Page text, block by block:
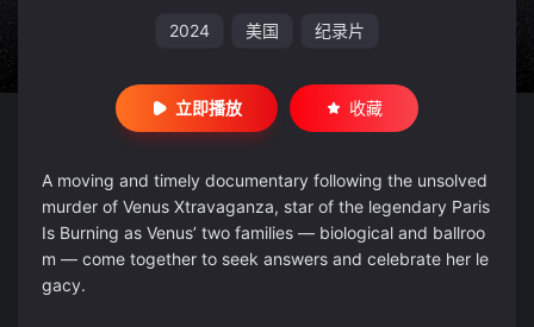
2024 美国 纪录片
立即播放 收藏
A moving and timely documentary following the unsolved
murder of Venus Xtravaganza, star of the legendary Paris
Is Burning as Venus’ two families — biological and ballroo
m — come together to seek answers and celebrate her le
gacy.